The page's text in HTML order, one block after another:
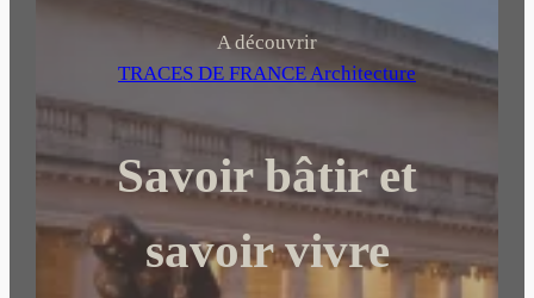
r
c
h
r
A découvrir
TRACES DE FRANCE Architecture
Savoir bâtir et
savoir vivre